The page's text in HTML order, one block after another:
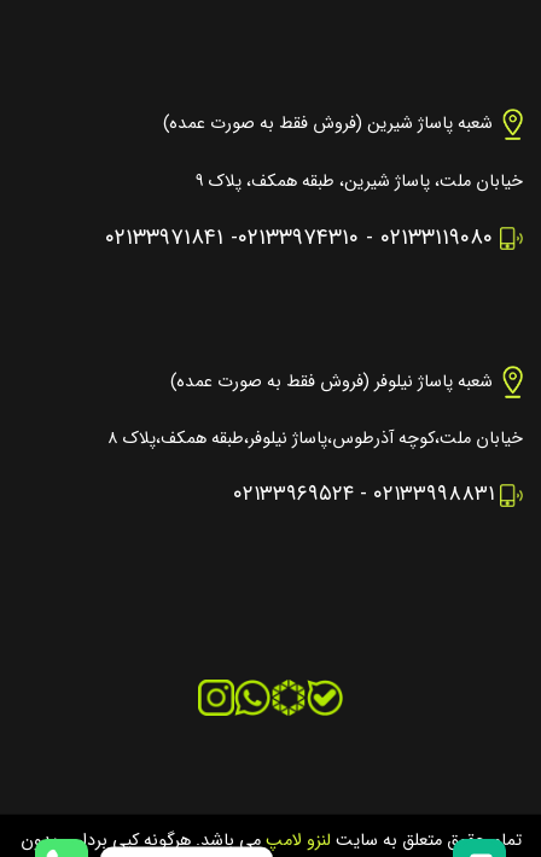
شعبه پاساژ شیرین (فروش فقط به صورت عمده)
خیابان ملت، پاساژ شیرین، طبقه همکف، پلاک ۹
۰۲۱۳۳۱۱۹۰۸۰ - ۰۲۱۳۳۹۷۴۳۱۰- ۰۲۱۳۳۹۷۱۸۴۱
شعبه پاساژ نیلوفر (فروش فقط به صورت عمده)
خیابان ملت،کوچه آذرطوس،پاساژ نیلوفر،طبقه همکف،پلاک ۸
۰۲۱۳۳۹۹۸۸۳۱ - ۰۲۱۳۳۹۶۹۵۲۴
تمام حقوق متعلق به سایت لنزو لامپمی باشد. هرگونه کپی برداری بدون